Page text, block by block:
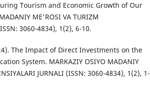
Tourism and Economic Growth of Our
ME'ROSI VA TURIZM
3060-4834), 1(2), 6-10.
The Impact of Direct Investments on the
System. MARKAZIY OSIYO MADANIY
JURNALI (ISSN: 3060-4834), 1(2), 1-